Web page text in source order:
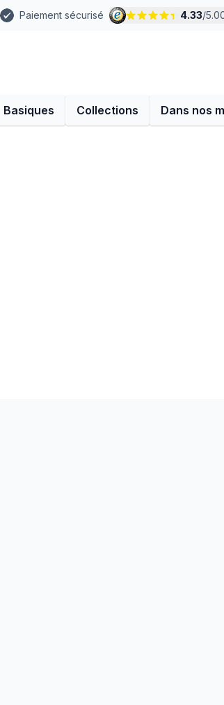
Paiement sécurisé 4.33/
Basiques Collections Dans nos